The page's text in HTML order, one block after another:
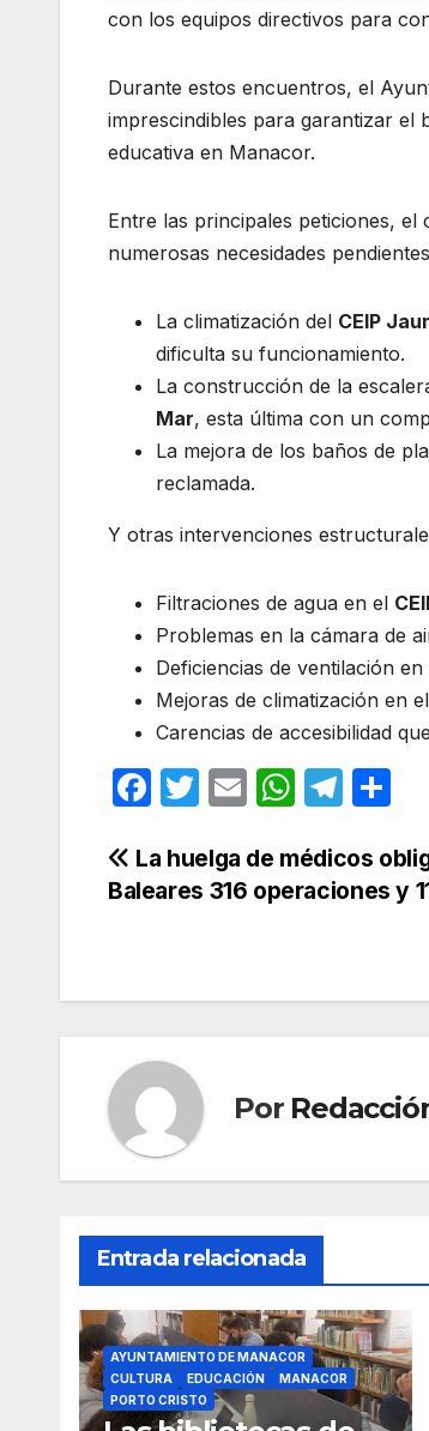
con los equipos directivos para
Durante estos encuentros, el
imprescindibles para garantizar el
educativa en Manacor.
Entre las principales peticiones,
numerosas necesidades
La climatización del CEIP
dificulta su funcionamiento.
La construcción de la
Mar, esta última con un
La mejora de los baños de
reclamada.
Y otras intervenciones
Filtraciones de agua en el
Problemas en la cámara de
Deficiencias de ventilación en
Mejoras de climatización en el
Carencias de accesibilidad
F
c
e
o
k
T
itt
er
E
ail
W
at
s
p
T
e
gr
m
p
Navegación
La huelga de médicos
Baleares 316 operaciones y
Por
Entrada relacionada
AYUNTAMIENTO DE MANACOR
CULTURA
EDUCACIÓN
MANACOR
PORTO CRISTO